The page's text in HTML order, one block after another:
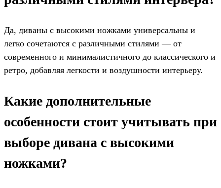
Да, диваны с высокими ножками универсальны и
легко сочетаются с различными стилями — от
современного и минималистичного до классического и
ретро, добавляя легкости и воздушности интерьеру.
Какие дополнительные
особенности стоит учитывать при
выборе дивана с высокими
ножками?